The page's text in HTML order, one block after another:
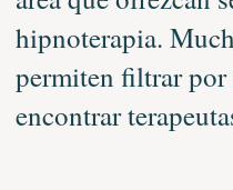
hipnoterapia.
permiten filtrar
encontrar